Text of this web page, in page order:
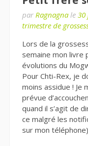
par Ragnagna le 30
trimestre de
Lors de la
semaine mon livre
évolutions du
Pour Chti-Rex, je
moins assidue ! Je
prévue
quand il s’agit de
ce malgré les
sur mon